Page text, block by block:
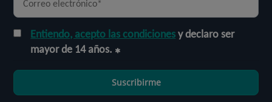
Entiendo, acepto las condicionesy declaro ser
mayor de 14 años.
Suscribirme